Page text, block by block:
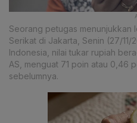
Seorang petugas menunjukkan
Serikat di Jakarta, Senin (27/
Indonesia, nilai tukar rupiah
AS, menguat 71 poin atau 0,46
sebelumnya.